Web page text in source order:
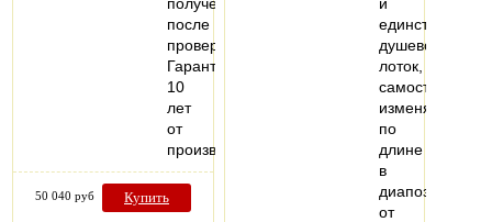
после
проверки
Гарантия
10
лет
от
производителя
50 040 руб Купить
единственный
душевой
лоток,
изменяемый
по
длине
в
диапозоне
от